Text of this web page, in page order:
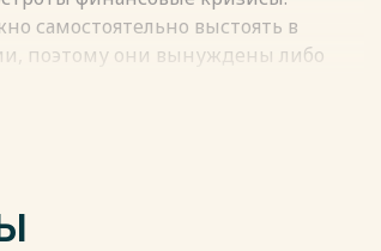
самостоятельно выстоять в
поэтому они вынуждены либо
реорганизации